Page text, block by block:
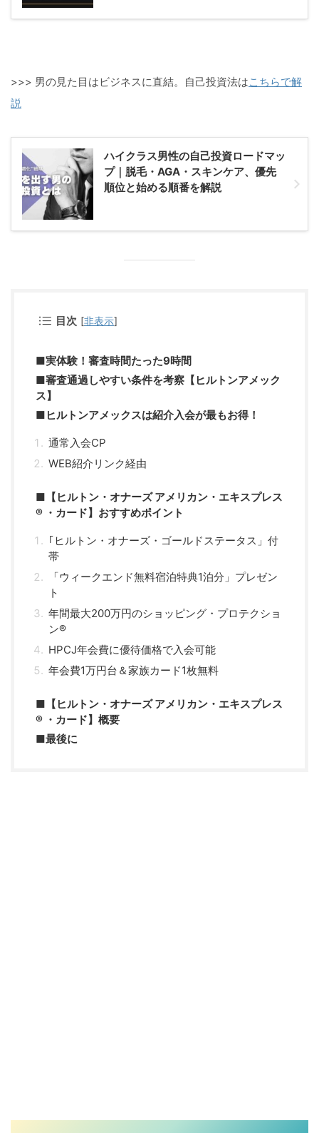
>>> 男の見た目はビジネスに直結。自己投資法はこちらで解
説
ハイクラス男性の自己投資ロードマッ
プ｜脱毛・AGA・スキンケア、優先
順位と始める順番を解説
目次 [非表示]
■実体験！審査時間たった9時間
■審査通過しやすい条件を考察【ヒルトンアメック
ス】
■ヒルトンアメックスは紹介入会が最もお得！
通常入会CP
WEB紹介リンク経由
■【ヒルトン・オナーズ アメリカン・エキスプレス
® ・カード】おすすめポイント
｢ヒルトン・オナーズ・ゴールドステータス」付
帯
「ウィークエンド無料宿泊特典1泊分」プレゼン
ト
年間最大200万円のショッピング・プロテクショ
ン®
HPCJ年会費に優待価格で入会可能
年会費1万円台＆家族カード1枚無料
■【ヒルトン・オナーズ アメリカン・エキスプレス
® ・カード】概要
■最後に